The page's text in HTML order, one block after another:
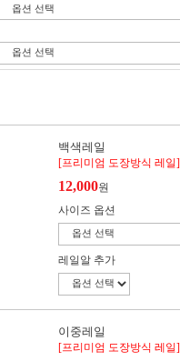
백색레일
[프리미엄 도장방식 레일]
12,000원
사이즈 옵션
레일알 추가
이중레일
[프리미엄 도장방식 레일]